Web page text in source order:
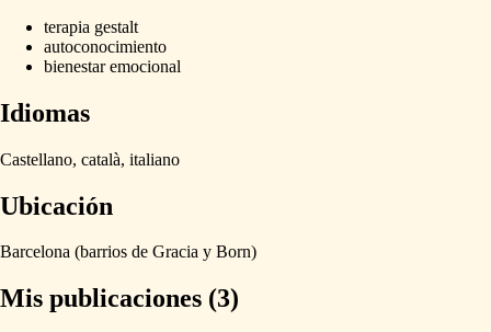
terapia gestalt
autoconocimiento
bienestar emocional
Idiomas
Castellano, català, italiano
Ubicación
Barcelona (barrios de Gracia y Born)
Mis publicaciones (3)